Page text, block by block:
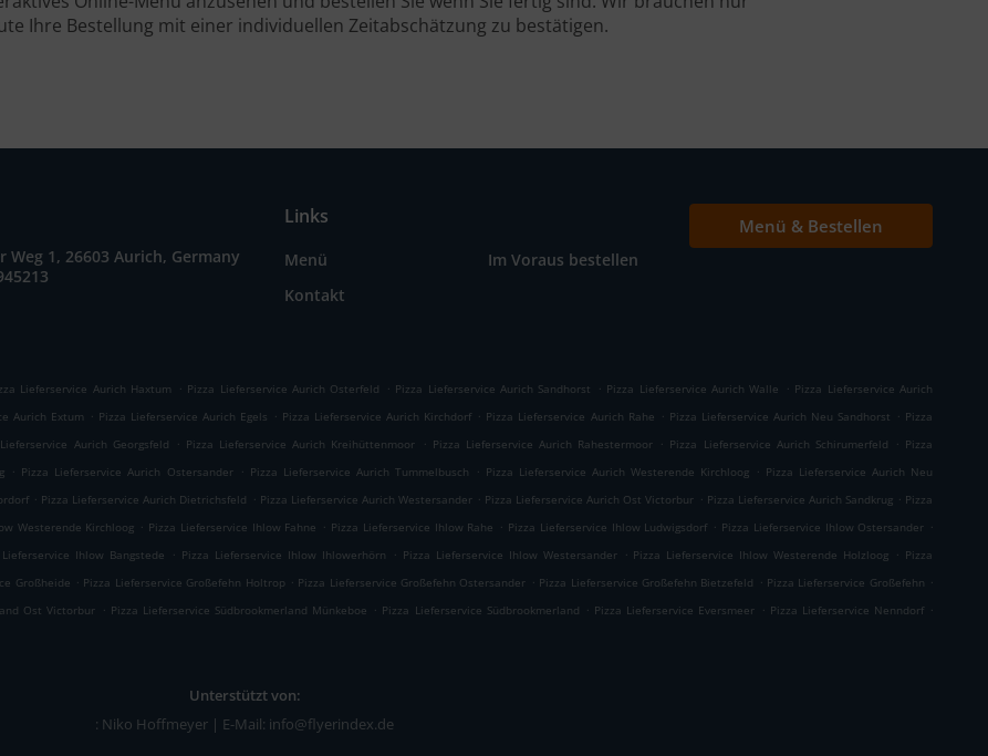
Ihre Bestellung mit einer individuellen Zeitabschätzung zu bestätigen.
Weg 1, 26603 Aurich, Germany
Links
Menü
Im Voraus bestellen
Kontakt
Menü & Bestellen
Lieferservice Aurich Haxtum . Pizza Lieferservice Aurich Osterfeld . Pizza Lieferservice Aurich Sandhorst . Pizza Lieferservice Aurich Walle . Pizza Lieferservice Aurich
Aurich Extum . Pizza Lieferservice Aurich Egels . Pizza Lieferservice Aurich Kirchdorf . Pizza Lieferservice Aurich Rahe . Pizza Lieferservice Aurich Neu Sandhorst . Pizza
Aurich Georgsfeld . Pizza Lieferservice Aurich Kreihüttenmoor . Pizza Lieferservice Aurich Rahestermoor . Pizza Lieferservice Aurich Schirumerfeld . Pizza
. Pizza Lieferservice Aurich Ostersander . Pizza Lieferservice Aurich Tummelbusch . Pizza Lieferservice Aurich Westerende Kirchloog . Pizza Lieferservice Aurich Neu
. Pizza Lieferservice Aurich Dietrichsfeld . Pizza Lieferservice Aurich Westersander . Pizza Lieferservice Aurich Ost Victorbur . Pizza Lieferservice Aurich Sandkrug . Pizza
Westerende Kirchloog . Pizza Lieferservice Ihlow Fahne . Pizza Lieferservice Ihlow Rahe . Pizza Lieferservice Ihlow Ludwigsdorf . Pizza Lieferservice Ihlow Ostersander .
Lieferservice Ihlow Bangstede . Pizza Lieferservice Ihlow Ihlowerhörn . Pizza Lieferservice Ihlow Westersander . Pizza Lieferservice Ihlow Westerende Holzloog . Pizza
Großheide . Pizza Lieferservice Großefehn Holtrop . Pizza Lieferservice Großefehn Ostersander . Pizza Lieferservice Großefehn Bietzefeld . Pizza Lieferservice Großefehn .
Ost Victorbur . Pizza Lieferservice Südbrookmerland Münkeboe . Pizza Lieferservice Südbrookmerland . Pizza Lieferservice Eversmeer . Pizza Lieferservice Nenndorf .
Unterstützt von:
: Niko Hoffmeyer | E-Mail: info@flyerindex.de